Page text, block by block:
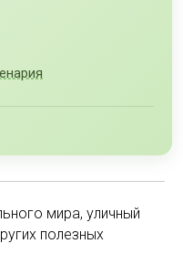
мира, уличный
полезных